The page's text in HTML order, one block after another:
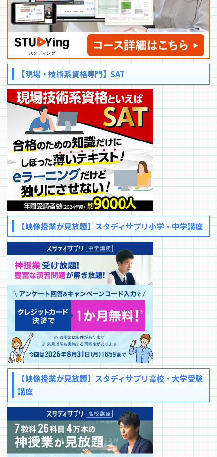
【現場・技術系資格専門】SAT
【映像授業が見放題】スタディサプリ小学・中学講座
【映像授業が見放題】スタディサプリ高校・大学受験
講座